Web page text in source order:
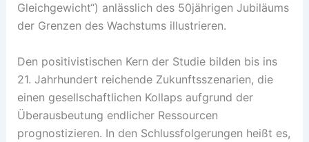
Gleichgewicht“) anlässlich des 50jährigen Jubiläums
der Grenzen des Wachstums illustrieren.
Den positivistischen Kern der Studie bilden bis ins
21. Jahrhundert reichende Zukunftsszenarien, die
einen gesellschaftlichen Kollaps aufgrund der
Überausbeutung endlicher Ressourcen
prognostizieren. In den Schlussfolgerungen heißt es,